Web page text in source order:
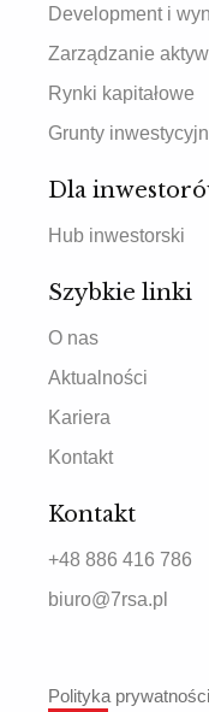
Development i
Zarządzanie
Rynki kapitałowe
Grunty
Dla
Hub inwestorski
Szybkie linki
O nas
Aktualności
Kariera
Kontakt
Kontakt
+48 886 416 786
biuro@7rsa.pl
Polityka